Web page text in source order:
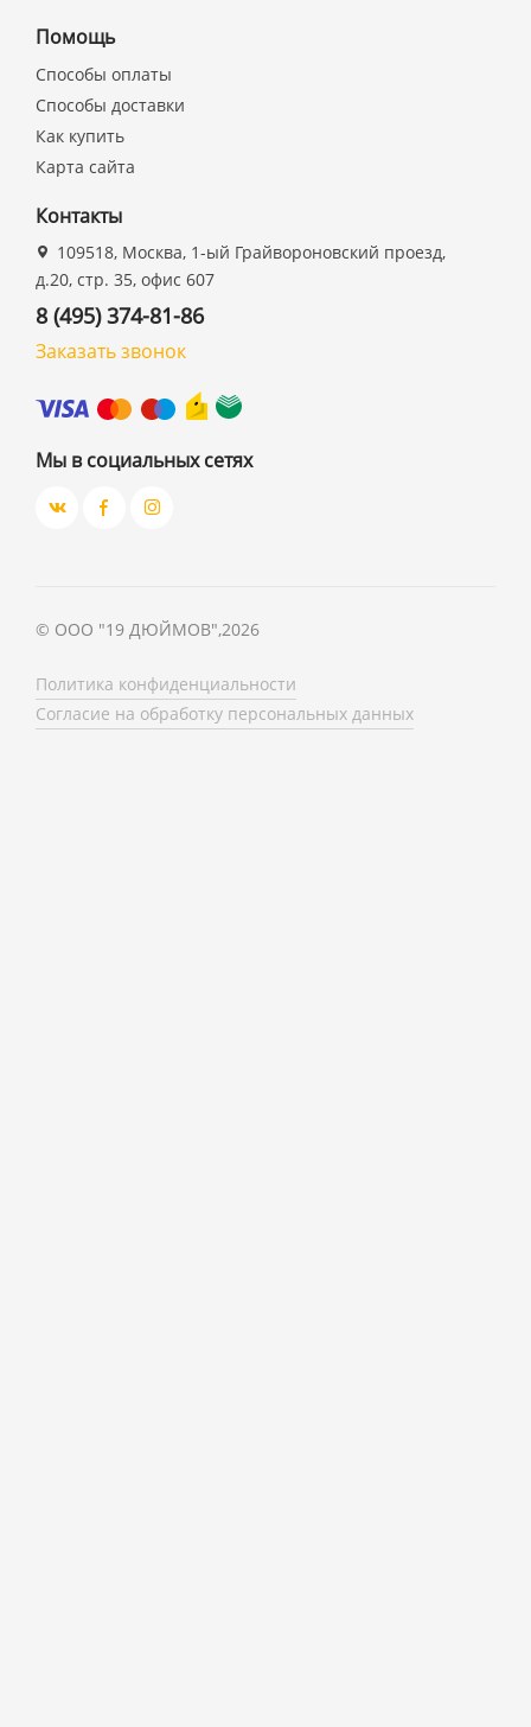
Помощь
Способы оплаты
Способы доставки
Как купить
Карта сайта
Контакты
109518, Москва, 1-ый Грайвороновский проезд,
д.20, стр. 35, офис 607
8 (495) 374-81-86
Заказать звонок
Мы в социальных сетях
© ООО "19 ДЮЙМОВ",2026
Политика конфиденциальности
Согласие на обработку персональных данных